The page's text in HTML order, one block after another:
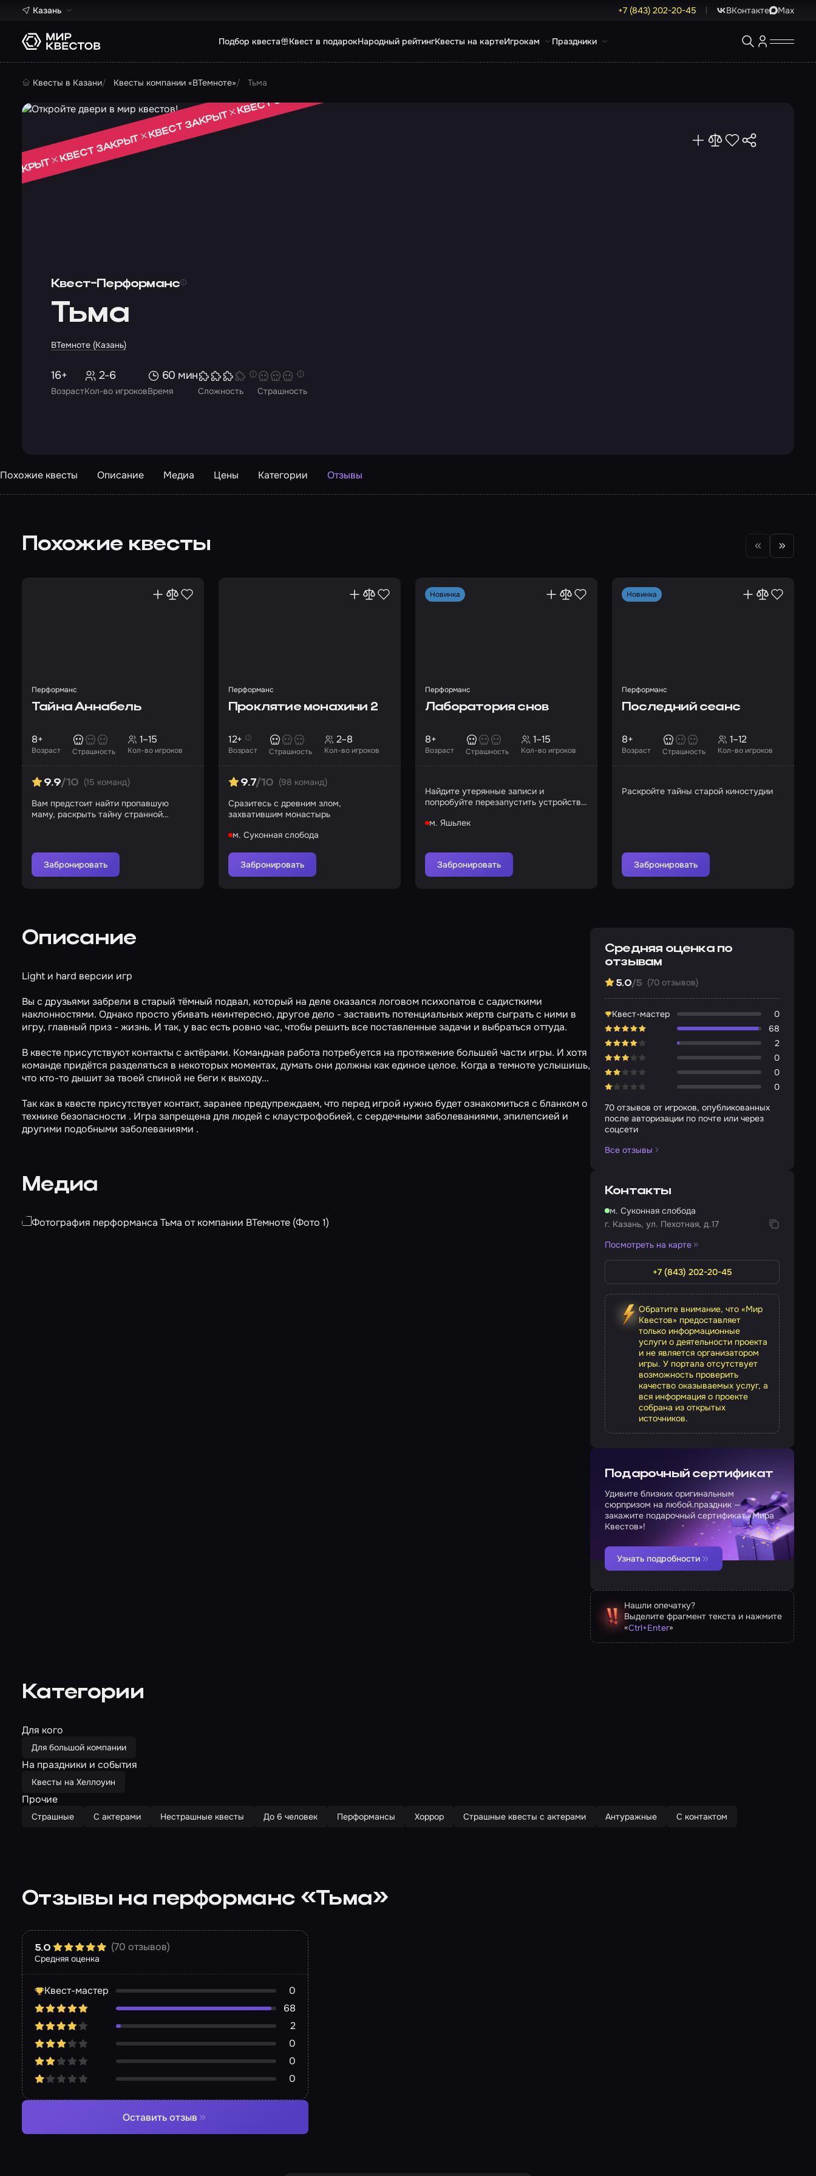
Казань +7 (843) 202-20-45 ВКонтакте Max
Подбор квеста Квест в подарокНародный рейтингКвесты на картеИгрокам Праздники
Квесты в Казани Квесты компании «ВТемноте» Тьма
Квест-Перформанс
Тьма
ВТемноте (Казань)
ЗАКРЫТ
КВЕСТ ЗАКРЫТ
КВЕСТ ЗАКРЫТ
КВЕСТ ЗАКРЫТ
Возраст
16+
Кол-во игроков
2-6
Время
60 мин
Сложность Страшность
Похожие квесты Описание Медиа Цены Категории Отзывы
Похожие квесты
Перформанс
Тайна Аннабель
Возраст
8+
Страшность Кол-во игроков
1–15
9.9/10 (15 команд)
Вам предстоит найти пропавшую
маму, раскрыть тайну странной
Забронировать
Перформанс
Проклятие монахини 2
Возраст
12+
Страшность Кол-во игроков
2–8
9.7/10 (98 команд)
Сразитесь с древним злом,
захватившим монастырь
м. Суконная слобода
Забронировать
Новинка
Перформанс
Лаборатория снов
Возраст
8+
Страшность Кол-во игроков
1–15
Найдите утерянные записи и
попробуйте перезапустить устройство
м. Яшьлек
Забронировать
Новинка
Перформанс
Последний сеанс
Возраст
8+
Страшность Кол-во игроков
1–12
Раскройте тайны старой киностудии
Забронировать
Описание
Light и hard версии игр
Вы с друзьями забрели в старый тёмный подвал, который на деле оказался логовом психопатов с садисткими
наклонностями. Однако просто убивать неинтересно, другое дело - заставить потенциальных жертв сыграть с ними в
игру, главный приз - жизнь. И так, у вас есть ровно час, чтобы решить все поставленные задачи и выбраться оттуда.
В квесте присутствуют контакты с актёрами. Командная работа потребуется на протяжение большей части игры. И хотя
команде придётся разделяться в некоторых моментах, думать они должны как единое целое. Когда в темноте услышишь,
что кто-то дышит за твоей спиной не беги к выходу...
Так как в квесте присутствует контакт, заранее предупреждаем, что перед игрой нужно будет ознакомиться с бланком о
технике безопасности . Игра запрещена для людей с клаустрофобией, с сердечными заболеваниями, эпилепсией и
другими подобными заболеваниями .
Медиа
Средняя оценка по
отзывам
5.0/5 (70 отзывов)
Квест-мастер
0
68
2
0
0
0
70 отзывов от игроков, опубликованных
после авторизации по почте или через
соцсети
Все отзывы
Контакты
м. Суконная слобода
г. Казань, ул. Пехотная, д.17
Посмотреть на карте
+7 (843) 202-20-45
Обратите внимание, что «Мир
Квестов» предоставляет
только информационные
услуги о деятельности проекта
и не является организатором
игры. У портала отсутствует
возможность проверить
качество оказываемых услуг, а
вся информация о проекте
собрана из открытых
источников.
Подарочный сертификат
Удивите близких оригинальным
сюрпризом на любой праздник —
закажите подарочный сертификат «Мира
Квестов»!
Узнать подробности
Нашли опечатку?
Выделите фрагмент текста и нажмите
«Ctrl+Enter»
Категории
Для кого
Для большой компании
На праздники и события
Квесты на Хеллоуин
Прочие
Страшные С актерами Нестрашные квесты До 6 человек Перформансы Хоррор Страшные квесты с актерами Антуражные С контактом
Отзывы на перформанс «Тьма»
Средняя оценка
5.0 (70 отзывов)
Квест-мастер
0
68
2
0
0
0
Оставить отзыв